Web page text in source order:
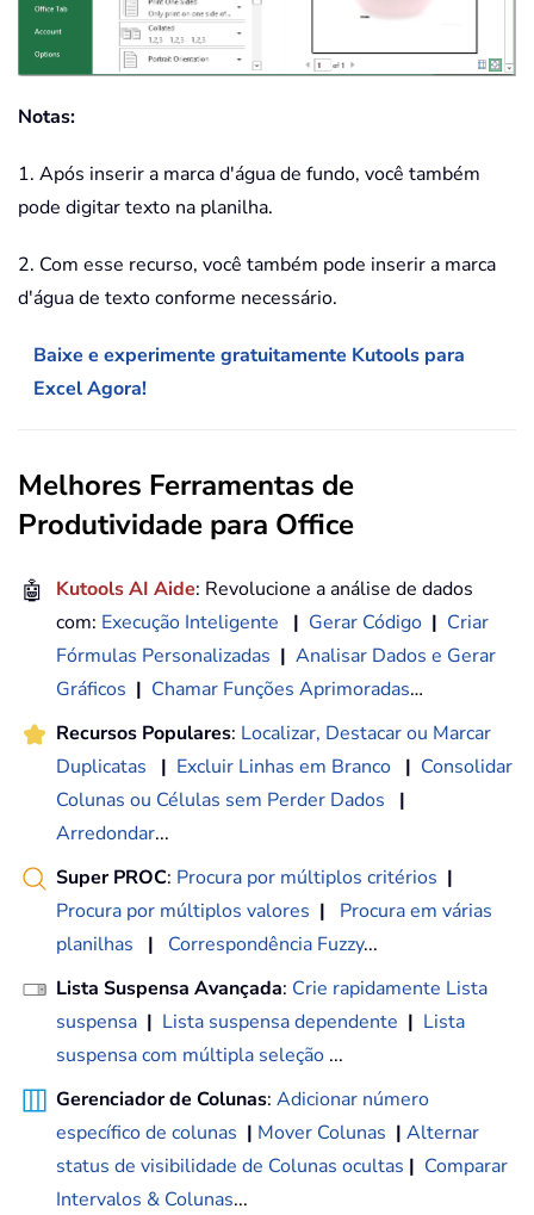
Notas:
1. Após inserir a marca d'água de fundo, você também
pode digitar texto na planilha.
2. Com esse recurso, você também pode inserir a marca
d'água de texto conforme necessário.
Baixe e experimente gratuitamente Kutools para
Excel Agora!
Melhores Ferramentas de
Produtividade para Office
🤖 Kutools AI Aide: Revolucione a análise de dados
com: Execução Inteligente | Gerar Código | Criar
Fórmulas Personalizadas | Analisar Dados e Gerar
Gráficos | Chamar Funções Aprimoradas…
Recursos Populares: Localizar, Destacar ou Marcar
Duplicatas
| Excluir Linhas em Branco | Consolidar
Colunas ou Células sem Perder Dados
|
Arredondar...
Super PROC: Procura por múltiplos critérios |
Procura por múltiplos valores |
Procura em várias
planilhas
| Correspondência Fuzzy...
Lista Suspensa Avançada: Crie rapidamente Lista
suspensa | Lista suspensa dependente | Lista
suspensa com múltipla seleção ...
Gerenciador de Colunas: Adicionar número
específico de colunas | Mover Colunas | Alternar
status de visibilidade de Colunas ocultas | Comparar
Intervalos & Colunas...